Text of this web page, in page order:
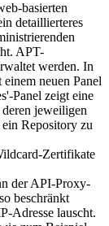
basierten
detaillierteres
APT-
werden. In
neuen Panel
Panel zeigt eine
jeweiligen
Repository zu
Zertifikate
der API-Proxy-
beschränkt
Adresse lauscht.